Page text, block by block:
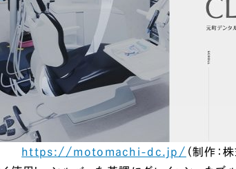
LP（ランディングページ） （28件）
キャンペーン・プロモーションサイト
ブランディング（ロゴ・印刷物）
その他 （1件）
Outsourcing
https://motomachi-dc.jp/ （制作：